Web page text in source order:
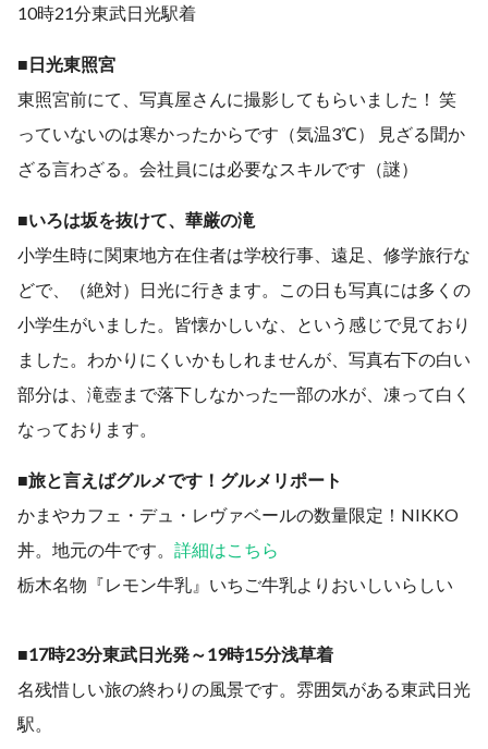
10時21分東武日光駅着
■日光東照宮
東照宮前にて、写真屋さんに撮影してもらいました！ 笑
っていないのは寒かったからです（気温3℃）
見ざる聞か
ざる言わざる。会社員には必要なスキルです（謎）
■いろは坂を抜けて、華厳の滝
小学生時に関東地方在住者は学校行事、遠足、修学旅行な
どで、（絶対）日光に行きます。
この日も写真には多くの
小学生がいました。 皆懐かしいな、という感じで見ており
ました。 わかりにくいかもしれませんが、写真右下の白い
部分は、滝壺まで落下しなかった一部の水が、凍って白く
なっております。
■旅と言えばグルメです！グルメリポート
かまやカフェ・デュ・レヴァベールの数量限定！NIKKO
丼。地元の牛です。 詳細はこちら
栃木名物『レモン牛乳』いちご牛乳よりおいしいらしい
■17時23分東武日光発～19時15分浅草着
名残惜しい旅の終わりの風景です。雰囲気がある東武日光
駅。